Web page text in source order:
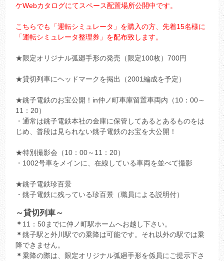
ケWebカタログにてスペース配置場所公開中です。
こちらでも「運転シミュレータ」を購入の方、先着15名様に
「運転シミュレータ整理券」を配布致します。
★限定オリジナル弧廻手形の発売（限定100枚）700円
★貸切列車にヘッドマークを掲出（2001編成を予定）
★銚子電鉄のお宝公開！in仲ノ町車庫留置車両内（10：00～
11：20）
・通常は銚子電鉄本社の金庫に保管してあるとあるものをは
じめ、普段は見られない銚子電鉄のお宝を大公開！
★特別撮影会（10：00～11：20）
・1002号車をメインに、在線している車両を並べて撮影
★銚子電鉄珍百景
・銚子電鉄に残っている珍百景（職員による説明付）
～貸切列車～
＊ 11：50までに仲ノ町駅ホームへお越し下さい。
＊銚子駅と外川駅での乗降は可能です。それ以外の駅では乗
降できません。
＊乗降の際は、限定オリジナル弧廻手形を係員にご提示下さ